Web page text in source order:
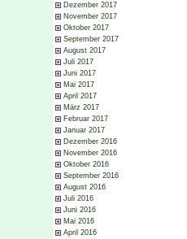
Dezember 2017
November 2017
Oktober 2017
September 2017
August 2017
Juli 2017
Juni 2017
Mai 2017
April 2017
März 2017
Februar 2017
Januar 2017
Dezember 2016
November 2016
Oktober 2016
September 2016
August 2016
Juli 2016
Juni 2016
Mai 2016
April 2016